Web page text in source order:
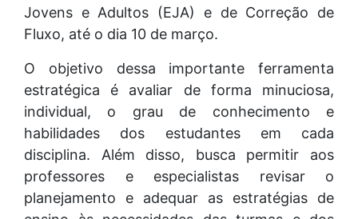
Jovens e Adultos (EJA) e de Correção de
Fluxo, até o dia 10 de março.
O objetivo dessa importante ferramenta
estratégica é avaliar de forma minuciosa,
individual, o grau de conhecimento e
habilidades dos estudantes em cada
disciplina. Além disso, busca permitir aos
professores e especialistas revisar o
planejamento e adequar as estratégias de